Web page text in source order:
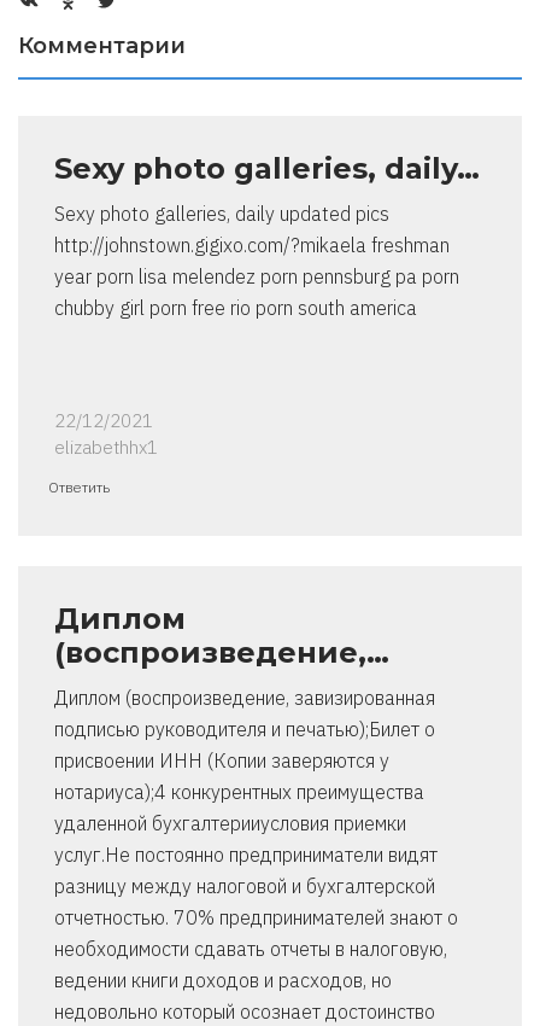
Комментарии
Sexy photo galleries, daily…
Sexy photo galleries, daily updated pics
http://johnstown.gigixo.com/?mikaela freshman
year porn lisa melendez porn pennsburg pa porn
chubby girl porn free rio porn south america
22/12/2021
elizabethhx1
Ответить
Диплом
(воспроизведение,…
Диплом (воспроизведение, завизированная
подписью руководителя и печатью);Билет о
присвоении ИНН (Копии заверяются у
нотариуса);4 конкурентных преимущества
удаленной бухгалтерииусловия приемки
услуг.Не постоянно предприниматели видят
разницу между налоговой и бухгалтерской
отчетностью. 70% предпринимателей знают о
необходимости сдавать отчеты в налоговую,
ведении книги доходов и расходов, но
недовольно который осознает достоинство